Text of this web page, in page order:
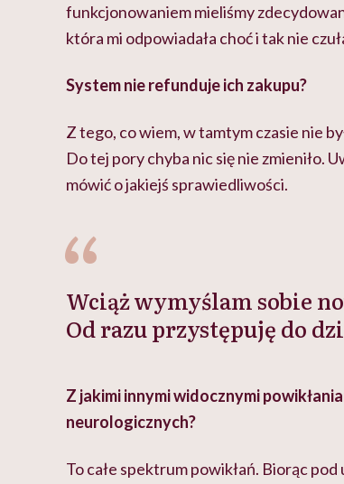
funkcjonowaniem mieliśmy
która mi odpowiadała choć i tak nie
System nie refunduje ich zakupu?
Z tego, co wiem, w tamtym czasie nie
Do tej pory chyba nic się nie zmieniło.
mówić o jakiejś sprawiedliwości.
Wciąż wymyślam sobie
Od razu przystępuję do
Z jakimi innymi widocznymi
neurologicznych?
To całe spektrum powikłań. Biorąc